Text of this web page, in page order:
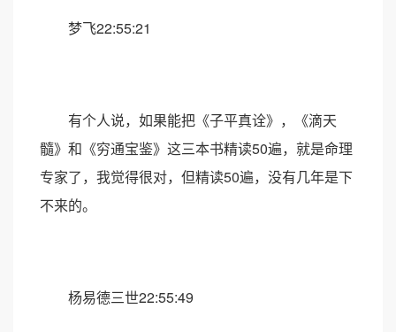
梦飞22:55:21
有个人说，如果能把《子平真诠》，《滴天
髓》和《穷通宝鉴》这三本书精读50遍，就是命理
专家了，我觉得很对，但精读50遍，没有几年是下
不来的。
杨易德三世22:55:49